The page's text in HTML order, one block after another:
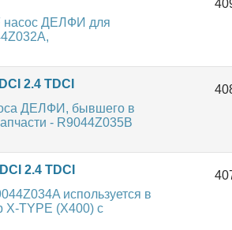
насос ДЕЛФИ для
2.4 TDCI
ДЕЛФИ, бывшего в
- R9044Z035B
2.4 TDCI
используется в
X-TYPE (X400) с